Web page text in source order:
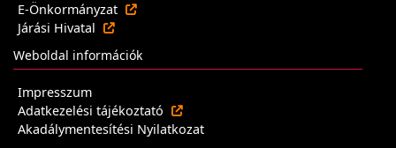
E-Önkormányzat
Járási Hivatal
Weboldal információk
Impresszum
Adatkezelési tájékoztató
Akadálymentesítési Nyilatkozat